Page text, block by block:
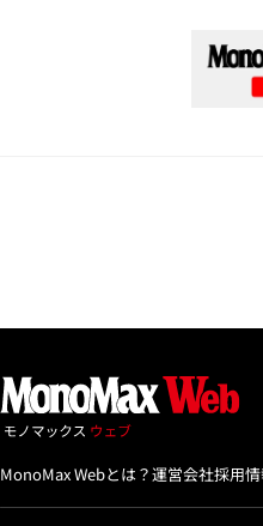
MonoMax Webとは？運営会社採用